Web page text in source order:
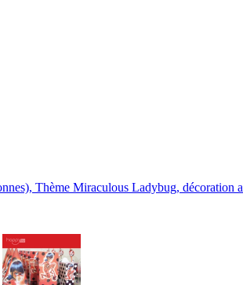
Thème Miraculous Ladybug, décoration